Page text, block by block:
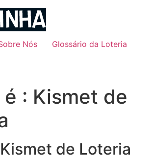
Nós
Glossário da Loteria
é : Kismet de
de Loteria